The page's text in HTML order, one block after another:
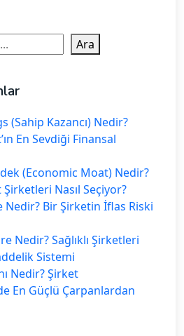
Ara
(Sahip Kazancı) Nedir?
En Sevdiği Finansal
(Economic Moat) Nedir?
Nasıl Seçiyor?
Nedir? Bir Şirketin İflas Riski
Nedir? Sağlıklı Şirketleri
Sistemi
Nedir? Şirket
En Güçlü Çarpanlardan